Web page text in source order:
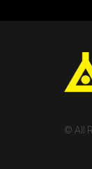
© All